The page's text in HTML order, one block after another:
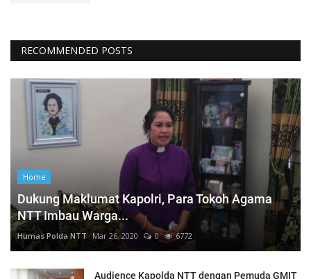
RECOMMENDED POSTS
Home
Dukung Maklumat Kapolri, Para Tokoh Agama
NTT Imbau Warga...
Humas Polda NTT Mar 26, 2020 0 6772
Audience Kapolda NTT dengan Pemuda GMIT